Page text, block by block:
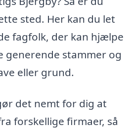
sted. Her kan du let
fagfolk, der kan hjælpe
generende stammer og
eller grund.
det nemt for dig at
forskellige firmaer, så